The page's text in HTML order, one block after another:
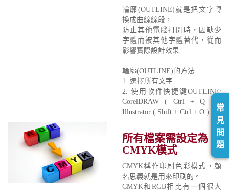
輪廓(OUTLINE)就是把文字轉
換成曲線線段，
防止其他電腦打開時，因缺少
字體而被其他字體替代，從而
影響實際設計效果
輪廓(OUTLINE)的方法:
1. 選擇所有文字
2. 使用軟件快捷鍵OUTLINE:
CorelDRAW ( Ctrl + Q ) /
Illustrator ( Shift + Ctrl + O )
所有檔案需設定為
CMYK模式
CMYK稱作印刷色彩模式，顧
名思義就是用來印刷的。
CMYK和RGB相比有一個很大
常
見
問
題